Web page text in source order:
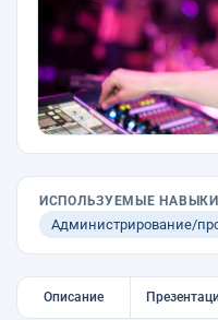
ИСПОЛЬЗУЕМЫЕ НАВЫКИ
Администрирование/
Описание